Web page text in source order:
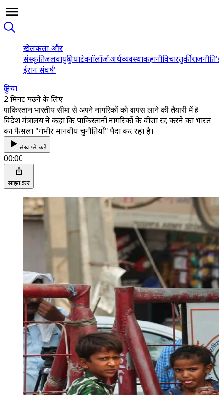
खेलकला और
संस्कृतिजलवायुदुनियाटेक्नॉलॉजीअर्थव्यवस्थाकहानीविचारतुर्कीराजनीति
ईरान संघर्ष'
दुनिया
2 मिनट पढ़ने के लिए
पाकिस्तान भारतीय सीमा से अपने नागरिकों को वापस लाने की तैयारी में है
विदेश मंत्रालय ने कहा कि पाकिस्तानी नागरिकों के वीजा रद्द करने का भारत
का फैसला "गंभीर मानवीय चुनौतियों" पैदा कर रहा है।
लेख प्ले करें
00:00
साझा करें